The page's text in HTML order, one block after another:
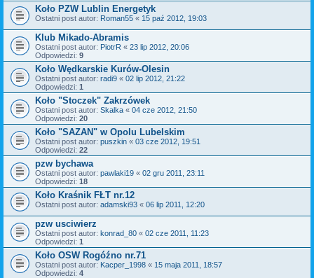
Koło PZW Lublin Energetyk
Ostatni post autor: Roman55 « 15 paź 2012, 19:03
Klub Mikado-Abramis
Ostatni post autor: PiotrR « 23 lip 2012, 20:06
Odpowiedzi: 9
Koło Wędkarskie Kurów-Olesin
Ostatni post autor: radi9 « 02 lip 2012, 21:22
Odpowiedzi: 1
Koło "Stoczek" Zakrzówek
Ostatni post autor: Skalka « 04 cze 2012, 21:50
Odpowiedzi: 20
Koło "SAZAN" w Opolu Lubelskim
Ostatni post autor: puszkin « 03 cze 2012, 19:51
Odpowiedzi: 22
pzw bychawa
Ostatni post autor: pawlaki19 « 02 gru 2011, 23:11
Odpowiedzi: 18
Koło Kraśnik FŁT nr.12
Ostatni post autor: adamski93 « 06 lip 2011, 12:20
pzw usciwierz
Ostatni post autor: konrad_80 « 02 cze 2011, 11:23
Odpowiedzi: 1
Koło OSW Rogóźno nr.71
Ostatni post autor: Kacper_1998 « 15 maja 2011, 18:57
Odpowiedzi: 4